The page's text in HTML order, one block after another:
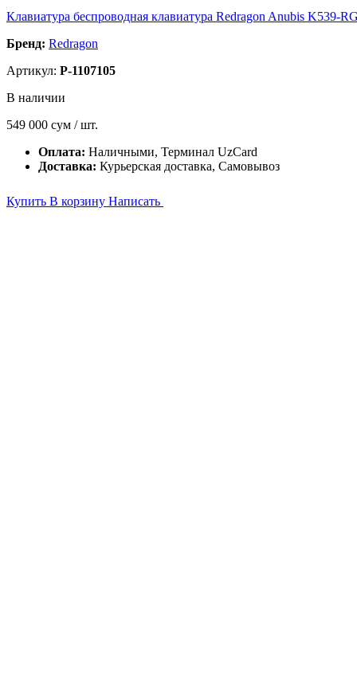
Клавиатура беспроводная клавиатура Redragon Anubis K539-
Бренд: Redragon
Артикул: P-1107105
В наличии
549 000 сум / шт.
Оплата: Наличными, Терминал UzCard
Доставка: Курьерская доставка, Самовывоз
Купить В корзину Написать